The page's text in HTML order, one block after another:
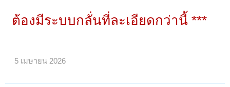
ต้องมีระบบกลั่นที่ละเอียดกว่านี้ ***
5 เมษายน 2026